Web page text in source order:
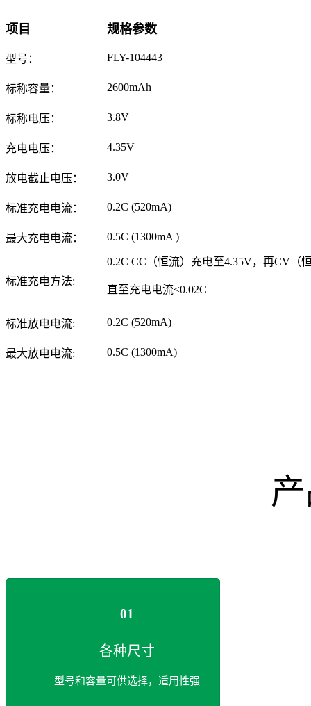
项目 规格参数
型号： FLY-104443
标称容量： 2600mAh
标称电压： 3.8V
充电电压： 4.35V
放电截止电压： 3.0V
标准充电电流： 0.2C (520mA)
最大充电电流： 0.5C (1300mA )
标准充电方法:
0.2C CC（恒流）充电至4.35V，再CV（
直至充电电流≤0.02C
标准放电电流: 0.2C (520mA)
最大放电电流: 0.5C (1300mA)
01
各种尺寸
型号和容量可供选择，适用性强